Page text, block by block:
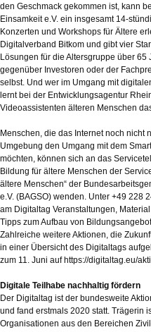
den Geschmack gekommen ist, kann
Einsamkeit e.V. ein insgesamt 14-
Konzerten und Workshops für Ältere
Digitalverband Bitkom und gibt vier
Lösungen für die Altersgruppe über
gegenüber Investoren oder der
selbst. Und wer im Umgang mit
lernt bei der Entwicklungsagentur
Videoassistenten älteren Menschen
Menschen, die das Internet noch nicht
Umgebung den Umgang mit dem
möchten, können sich an das
Bildung für ältere Menschen der
ältere Menschen“ der
e.V. (BAGSO) wenden. Unter +49 228
am Digitaltag Veranstaltungen,
Tipps zum Aufbau von
Zahlreiche weitere Aktionen, die
in einer Übersicht des Digitaltags
zum 11. Juni auf https://digitaltag.eu/
Digitale Teilhabe nachhaltig fördern
Der Digitaltag ist der bundesweite
und fand erstmals 2020 statt. Trägerin
Organisationen aus den Bereichen